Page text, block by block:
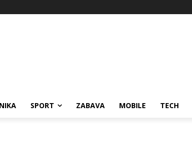
SPORT ZABAVA MOBILE TECH